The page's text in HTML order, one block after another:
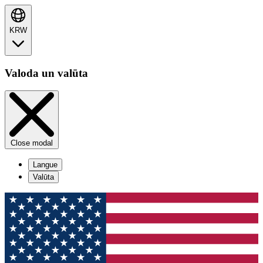
KRW
Valoda un valūta
Close modal
Langue
Valūta